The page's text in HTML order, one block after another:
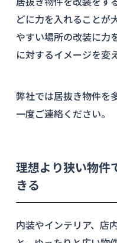
どに力を入れることが
やすい場所の改装に力
に対するイメージを変
弊社では居抜き物件を
一度ご連絡ください。
理想より狭い物件
きる
内装やインテリア、店